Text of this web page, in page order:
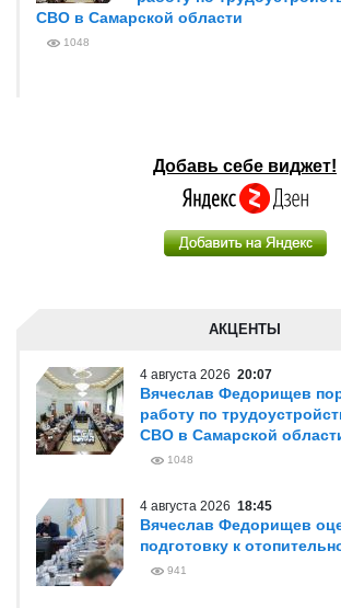
СВО в Самарской области
1048
Добавь себе виджет!
АКЦЕНТЫ
4 августа 2026 20:07
Вячеслав Федорищев
работу по
СВО в Самарской
1048
4 августа 2026 18:45
Вячеслав Федорищев
подготовку к
941